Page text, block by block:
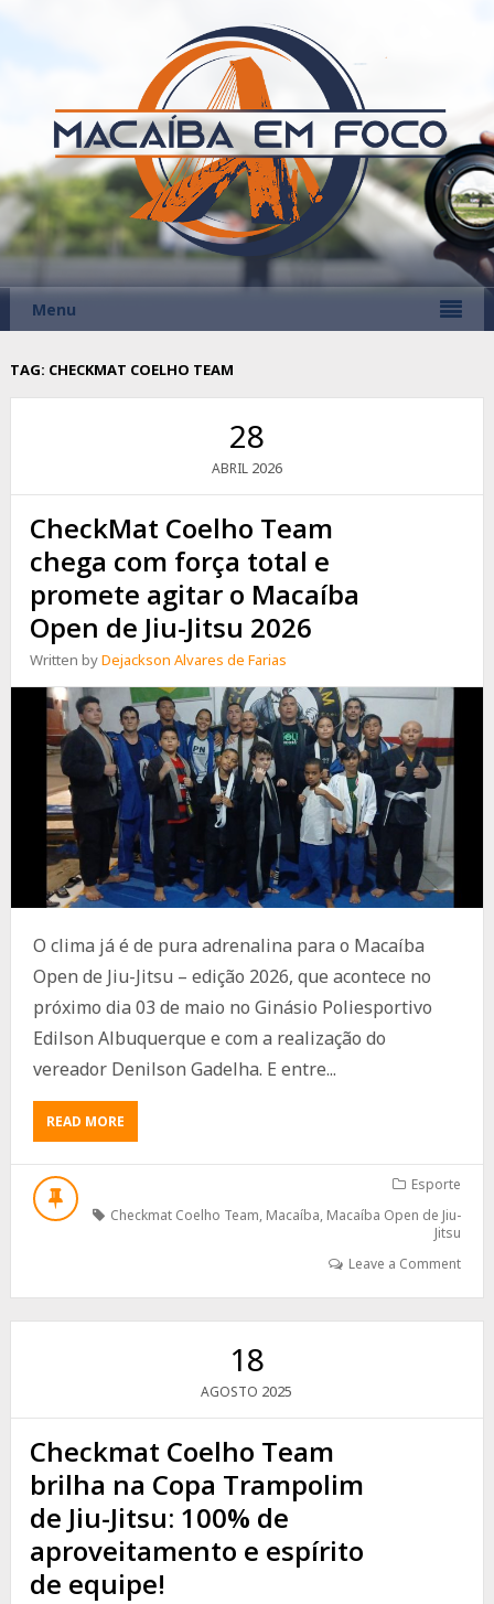
Menu
TAG: CHECKMAT COELHO TEAM
28
ABRIL 2026
CheckMat Coelho Team
chega com força total e
promete agitar o Macaíba
Open de Jiu-Jitsu 2026
Written byDejackson Alvares de Farias
O clima já é de pura adrenalina para o Macaíba
Open de Jiu-Jitsu – edição 2026, que acontece no
próximo dia 03 de maio no Ginásio Poliesportivo
Edilson Albuquerque e com a realização do
vereador Denilson Gadelha. E entre...
READ MOREABOUT
CHECKMAT
COELHO
COM
DE
JITSU
2026
Esporte
Checkmat Coelho Team, Macaíba, Macaíba Open de Jiu-
Jitsu
Leave a Comment
18
AGOSTO 2025
Checkmat Coelho Team
brilha na Copa Trampolim
de Jiu-Jitsu: 100% de
aproveitamento e espírito
de equipe!